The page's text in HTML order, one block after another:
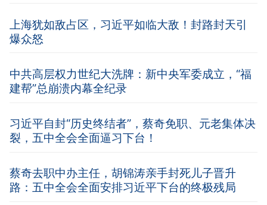
上海犹如敌占区，习近平如临大敌！封路封天引
爆众怒
中共高层权力世纪大洗牌：新中央军委成立，“福
建帮”总崩溃内幕全纪录
习近平自封“历史终结者”，蔡奇免职、元老集体决
裂，五中全会全面逼习下台！
蔡奇去职中办主任，胡锦涛亲手封死儿子晋升
路：五中全会全面安排习近平下台的终极残局